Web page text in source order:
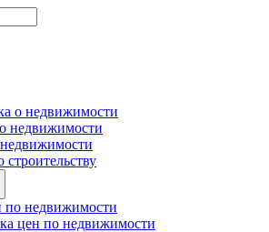
о недвижимости
недвижимости
строительству
по недвижимости
цен по недвижимости